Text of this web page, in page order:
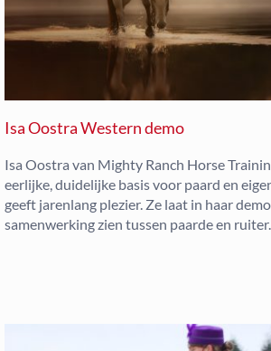
Isa Oostra Western demo
Isa Oostra van Mighty Ranch Horse
eerlijke, duidelijke basis voor paard en
geeft jarenlang plezier. Ze laat in haar
samenwerking zien tussen paarde en ruiter.